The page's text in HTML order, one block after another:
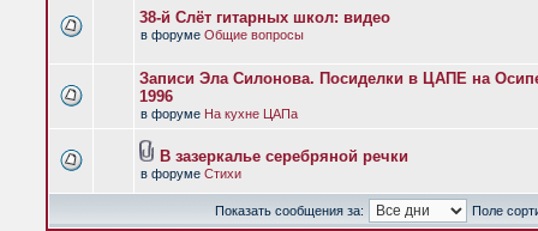
38-й Слёт гитарных школ: видео
в форуме Общие вопросы
Записи Эла Силонова. Посиделки в ЦАПЕ на
1996
в форуме На кухне ЦАПа
В зазеркалье серебряной речки
в форуме Стихи
Показать сообщения за:
Поле